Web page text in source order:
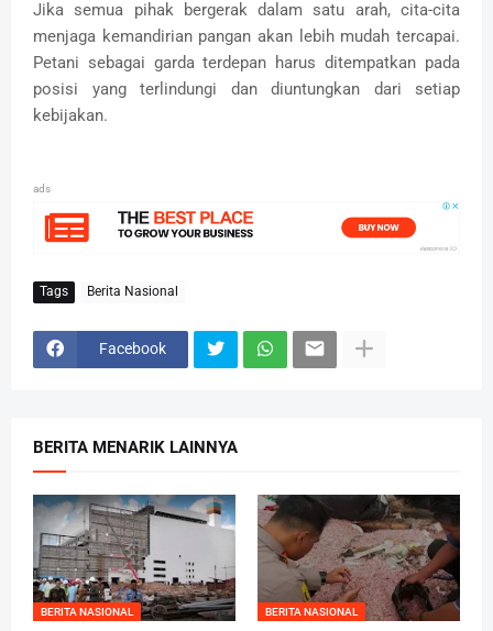
Jika semua pihak bergerak dalam satu arah, cita-cita
menjaga kemandirian pangan akan lebih mudah tercapai.
Petani sebagai garda terdepan harus ditempatkan pada
posisi yang terlindungi dan diuntungkan dari setiap
kebijakan.
ads
Tags Berita Nasional
Facebook
BERITA MENARIK LAINNYA
BERITA NASIONAL BERITA NASIONAL